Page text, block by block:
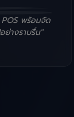
พร้อมจัด
ย่างราบรื่น"